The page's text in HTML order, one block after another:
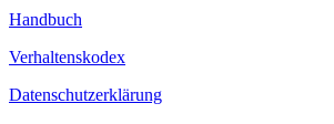
Handbuch
Verhaltenskodex
Datenschutzerklärung